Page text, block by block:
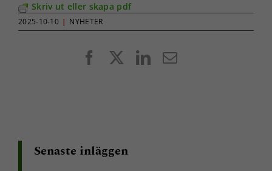
Skriv ut eller skapa pdf
2025-10-10 | NYHETER
FacebookLinkedIn
E-
Senaste inläggen